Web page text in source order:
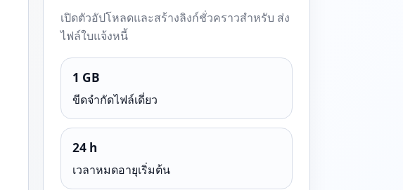
เปิดตัวอัปโหลดและสร้างลิงก์ชั่วคราวสำหรับ ส่ง
ไฟล์ใบแจ้งหนี้
1 GB
ขีดจำกัดไฟล์เดี่ยว
24 h
เวลาหมดอายุเริ่มต้น